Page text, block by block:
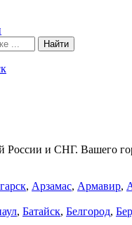
России и СНГ. Вашего
, Арзамас, Армавир,
, Батайск, Белгород,